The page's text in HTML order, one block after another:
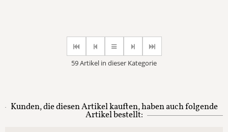
59 Artikel in dieser Kategorie
Kunden, die diesen Artikel kauften, haben auch folgende
Artikel bestellt: